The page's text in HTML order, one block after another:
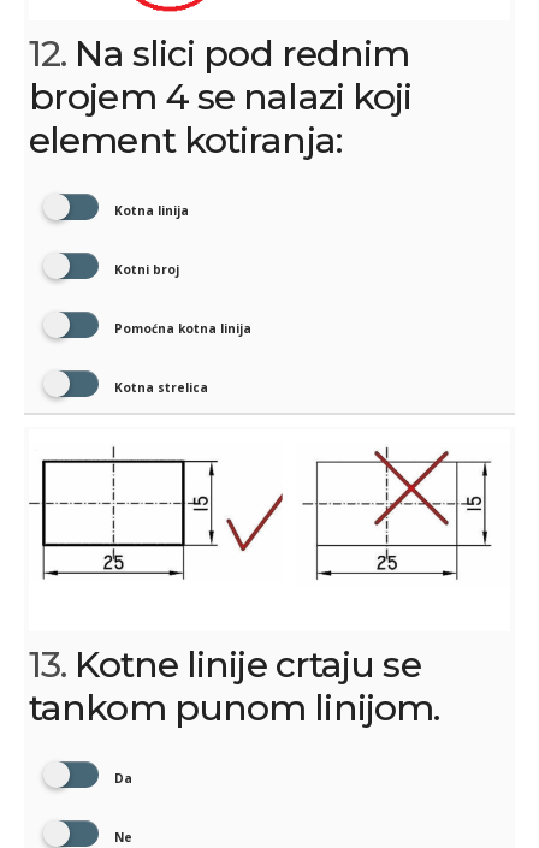
12. Na slici pod rednim
brojem 4 se nalazi koji
element kotiranja:
Kotna linija
Kotni broj
Pomoćna kotna linija
Kotna strelica
13. Kotne linije crtaju se
tankom punom linijom.
Da
Ne